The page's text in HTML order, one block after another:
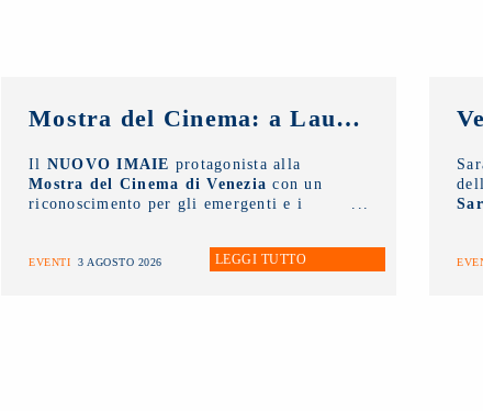
Mostra del Cinema: a Laura Morante, Stefania Rocca, Claudio Amendola e Sergio Rubini i Premi alla Carriera NUOVO IMAIE. Al Lido anche un riconoscimento ai giovani
Il NUOVO IMAIE protagonista alla
Mostra del Cinema di Venezia con un
riconoscimento per gli emergenti e i
protagonisti del Cinema Italiano.
EVENTI 3 AGOSTO 2026 LEGGI TUTTO
la